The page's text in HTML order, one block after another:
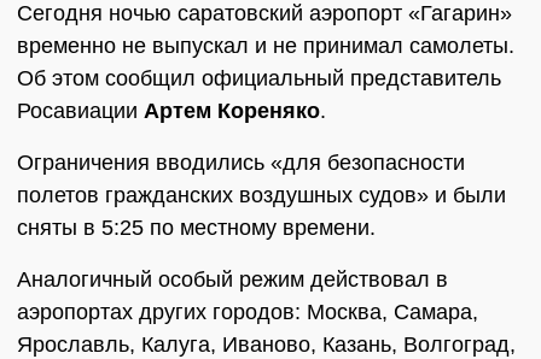
Сегодня ночью саратовский аэропорт «Гагарин»
временно не выпускал и не принимал самолеты.
Об этом сообщил официальный представитель
Росавиации Артем Кореняко.
Ограничения вводились «для безопасности
полетов гражданских воздушных судов» и были
сняты в 5:25 по местному времени.
Аналогичный особый режим действовал в
аэропортах других городов: Москва, Самара,
Ярославль, Калуга, Иваново, Казань, Волгоград,